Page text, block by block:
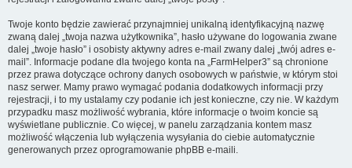
Twoje konto będzie zawierać przynajmniej unikalną identyfikacyjną nazwę
zwaną dalej „twoja nazwa użytkownika”, hasło używane do logowania zwane
dalej „twoje hasło” i osobisty aktywny adres e-mail zwany dalej „twój adres e-
mail”. Informacje podane dla twojego konta na „FarmHelper3” są chronione
przez prawa dotyczące ochrony danych osobowych w państwie, w którym stoi
nasz serwer. Mamy prawo wymagać podania dodatkowych informacji przy
rejestracji, i to my ustalamy czy podanie ich jest konieczne, czy nie. W każdym
przypadku masz możliwość wybrania, które informacje o twoim koncie są
wyświetlane publicznie. Co więcej, w panelu zarządzania kontem masz
możliwość włączenia lub wyłączenia wysyłania do ciebie automatycznie
generowanych przez oprogramowanie phpBB e-maili.